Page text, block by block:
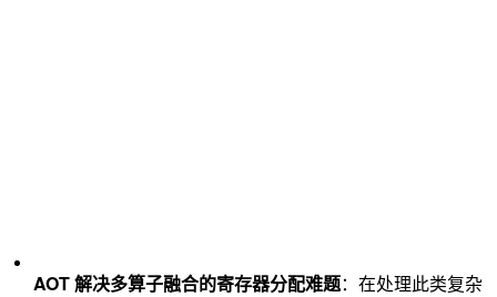
AOT 解决多算子融合的寄存器分配难题：在处理此类复杂